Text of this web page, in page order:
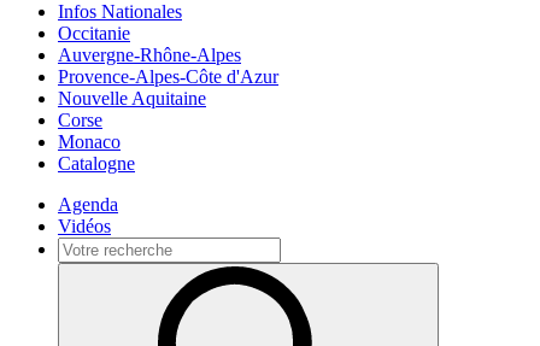
Infos Nationales
Occitanie
Auvergne-Rhône-Alpes
Provence-Alpes-Côte d'Azur
Nouvelle Aquitaine
Corse
Monaco
Catalogne
Agenda
Vidéos